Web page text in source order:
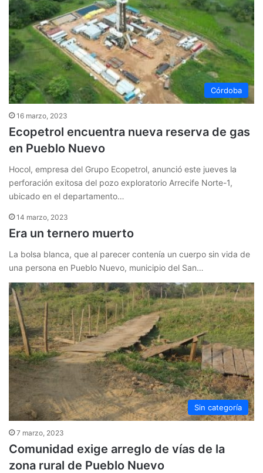
Córdoba
16 marzo, 2023
Ecopetrol encuentra nueva reserva de gas
en Pueblo Nuevo
Hocol, empresa del Grupo Ecopetrol, anunció este jueves la
perforación exitosa del pozo exploratorio Arrecife Norte-1,
ubicado en el departamento…
14 marzo, 2023
Era un ternero muerto
La bolsa blanca, que al parecer contenía un cuerpo sin vida de
una persona en Pueblo Nuevo, municipio del San…
Sin categoría
7 marzo, 2023
Comunidad exige arreglo de vías de la
zona rural de Pueblo Nuevo